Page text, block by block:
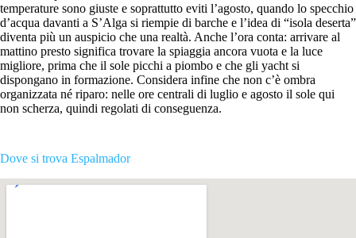
temperature sono giuste e soprattutto eviti l’agosto, quando lo specchio
d’acqua davanti a S’Alga si riempie di barche e l’idea di “isola deserta”
diventa più un auspicio che una realtà. Anche l’ora conta: arrivare al
mattino presto significa trovare la spiaggia ancora vuota e la luce
migliore, prima che il sole picchi a piombo e che gli yacht si
dispongano in formazione. Considera infine che non c’è ombra
organizzata né riparo: nelle ore centrali di luglio e agosto il sole qui
non scherza, quindi regolati di conseguenza.
Dove si trova Espalmador